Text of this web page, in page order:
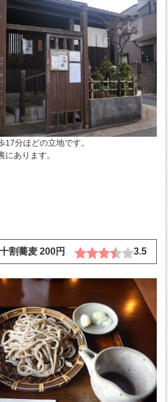
17分ほどの立地です。
にあります。
十割蕎麦 200円 3.5